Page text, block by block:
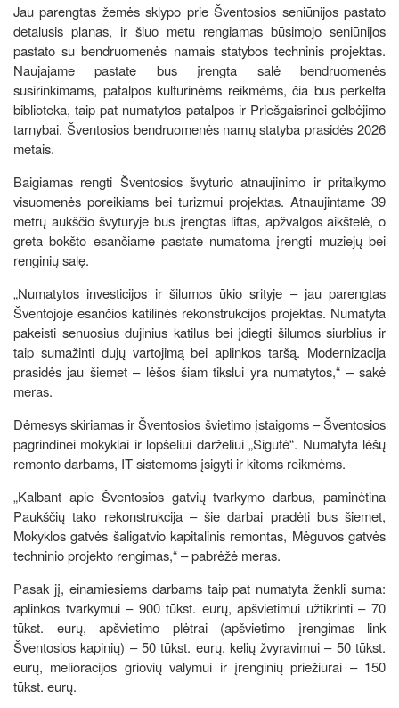
Jau parengtas žemės sklypo prie Šventosios seniūnijos pastato
detalusis planas, ir šiuo metu rengiamas būsimojo seniūnijos
pastato su bendruomenės namais statybos techninis projektas.
Naujajame pastate bus įrengta salė bendruomenės
susirinkimams, patalpos kultūrinėms reikmėms, čia bus perkelta
biblioteka, taip pat numatytos patalpos ir Priešgaisrinei gelbėjimo
tarnybai. Šventosios bendruomenės namų statyba prasidės 2026
metais.
Baigiamas rengti Šventosios švyturio atnaujinimo ir pritaikymo
visuomenės poreikiams bei turizmui projektas. Atnaujintame 39
metrų aukščio švyturyje bus įrengtas liftas, apžvalgos aikštelė, o
greta bokšto esančiame pastate numatoma įrengti muziejų bei
renginių salę.
„Numatytos investicijos ir šilumos ūkio srityje – jau parengtas
Šventojoje esančios katilinės rekonstrukcijos projektas. Numatyta
pakeisti senuosius dujinius katilus bei įdiegti šilumos siurblius ir
taip sumažinti dujų vartojimą bei aplinkos taršą. Modernizacija
prasidės jau šiemet – lėšos šiam tikslui yra numatytos,“ – sakė
meras.
Dėmesys skiriamas ir Šventosios švietimo įstaigoms – Šventosios
pagrindinei mokyklai ir lopšeliui darželiui „Sigutė“. Numatyta lėšų
remonto darbams, IT sistemoms įsigyti ir kitoms reikmėms.
„Kalbant apie Šventosios gatvių tvarkymo darbus, paminėtina
Paukščių tako rekonstrukcija – šie darbai pradėti bus šiemet,
Mokyklos gatvės šaligatvio kapitalinis remontas, Mėguvos gatvės
techninio projekto rengimas,“ – pabrėžė meras.
Pasak jį, einamiesiems darbams taip pat numatyta ženkli suma:
aplinkos tvarkymui – 900 tūkst. eurų, apšvietimui užtikrinti – 70
tūkst. eurų, apšvietimo plėtrai (apšvietimo įrengimas link
Šventosios kapinių) – 50 tūkst. eurų, kelių žvyravimui – 50 tūkst.
eurų, melioracijos griovių valymui ir įrenginių priežiūrai – 150
tūkst. eurų.